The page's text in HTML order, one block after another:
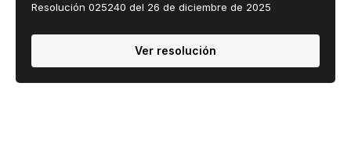
Resolución 025240 del 26 de diciembre de 2025
Ver resolución